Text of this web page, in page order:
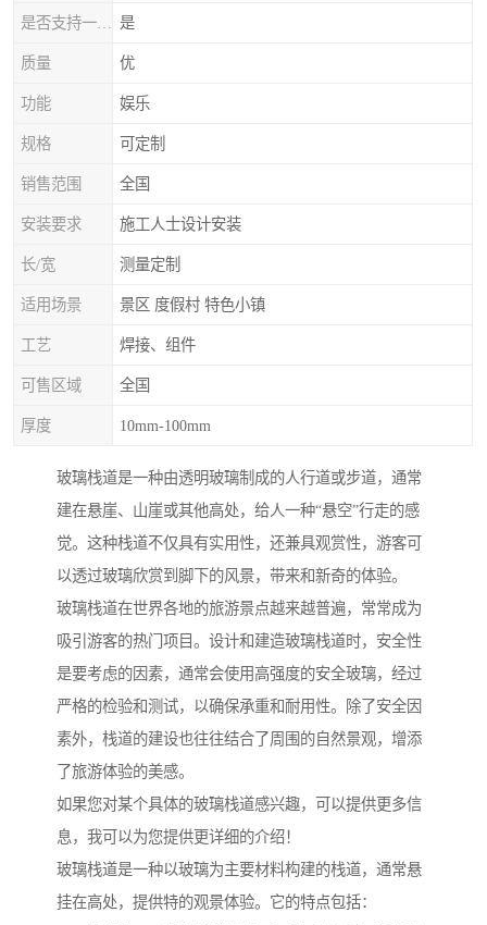
是
质量 优
功能 娱乐
规格 可定制
销售范围 全国
安装要求 施工人士设计安装
长/宽 测量定制
适用场景 景区 度假村 特色小镇
工艺 焊接、组件
可售区域 全国
厚度 10mm-100mm
玻璃栈道是一种由透明玻璃制成的人行道或步道，通常
建在悬崖、山崖或其他高处，给人一种“悬空”行走的感
觉。这种栈道不仅具有实用性，还兼具观赏性，游客可
以透过玻璃欣赏到脚下的风景，带来和新奇的体验。
玻璃栈道在世界各地的旅游景点越来越普遍，常常成为
吸引游客的热门项目。设计和建造玻璃栈道时，安全性
是要考虑的因素，通常会使用高强度的安全玻璃，经过
严格的检验和测试，以确保承重和耐用性。除了安全因
素外，栈道的建设也往往结合了周围的自然景观，增添
了旅游体验的美感。
如果您对某个具体的玻璃栈道感兴趣，可以提供更多信
息，我可以为您提供更详细的介绍！
玻璃栈道是一种以玻璃为主要材料构建的栈道，通常悬
挂在高处，提供特的观景体验。它的特点包括：